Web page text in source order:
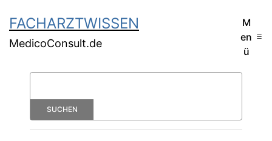
FACHARZTWISSEN
MedicoConsult.de
M
en
ü